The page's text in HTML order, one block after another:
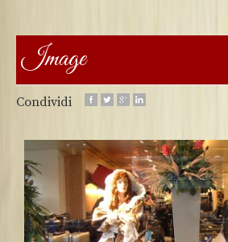
Image
Condividi